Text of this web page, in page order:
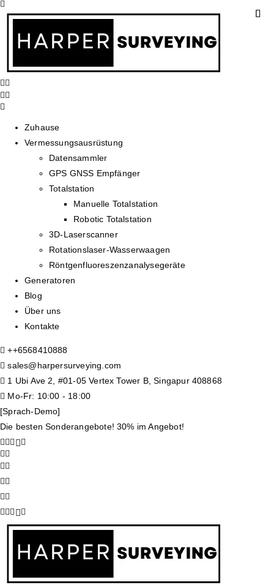
Zuhause
Vermessungsausrüstung
Datensammler
GPS GNSS Empfänger
Totalstation
Manuelle Totalstation
Robotic Totalstation
3D-Laserscanner
Rotationslaser-Wasserwaagen
Röntgenfluoreszenzanalysegeräte
Generatoren
Blog
Über uns
Kontakte
++6568410888
sales@harpersurveying.com
1 Ubi Ave 2, #01-05 Vertex Tower B, Singapur 408868
Mo-Fr: 10:00 - 18:00
[Sprach-Demo]
Die besten Sonderangebote! 30% im Angebot!